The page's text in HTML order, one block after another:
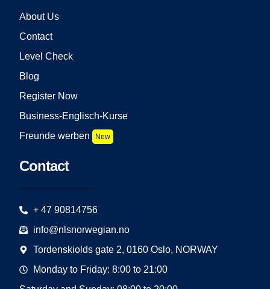
About Us
Contact
Level Check
Blog
Register Now
Business-Englisch-Kurse
Freunde werben
New
Contact
+ 47 90814756
info@nlsnorwegian.no
Tordenskiolds gate 2, 0160 Oslo, NORWAY
Monday to Friday: 8:00 to 21:00